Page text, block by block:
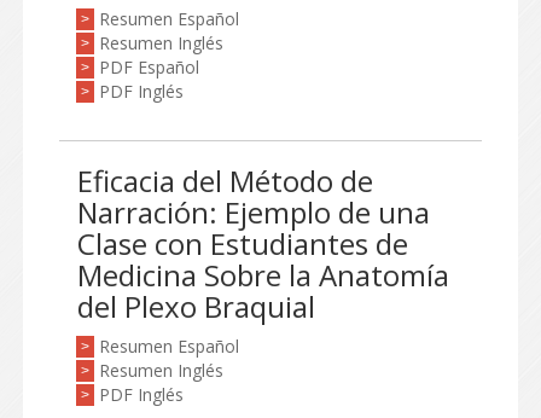
> Resumen Español
> Resumen Inglés
> PDF Español
> PDF Inglés
Eficacia del Método de
Narración: Ejemplo de una
Clase con Estudiantes de
Medicina Sobre la Anatomía
del Plexo Braquial
> Resumen Español
> Resumen Inglés
> PDF Inglés